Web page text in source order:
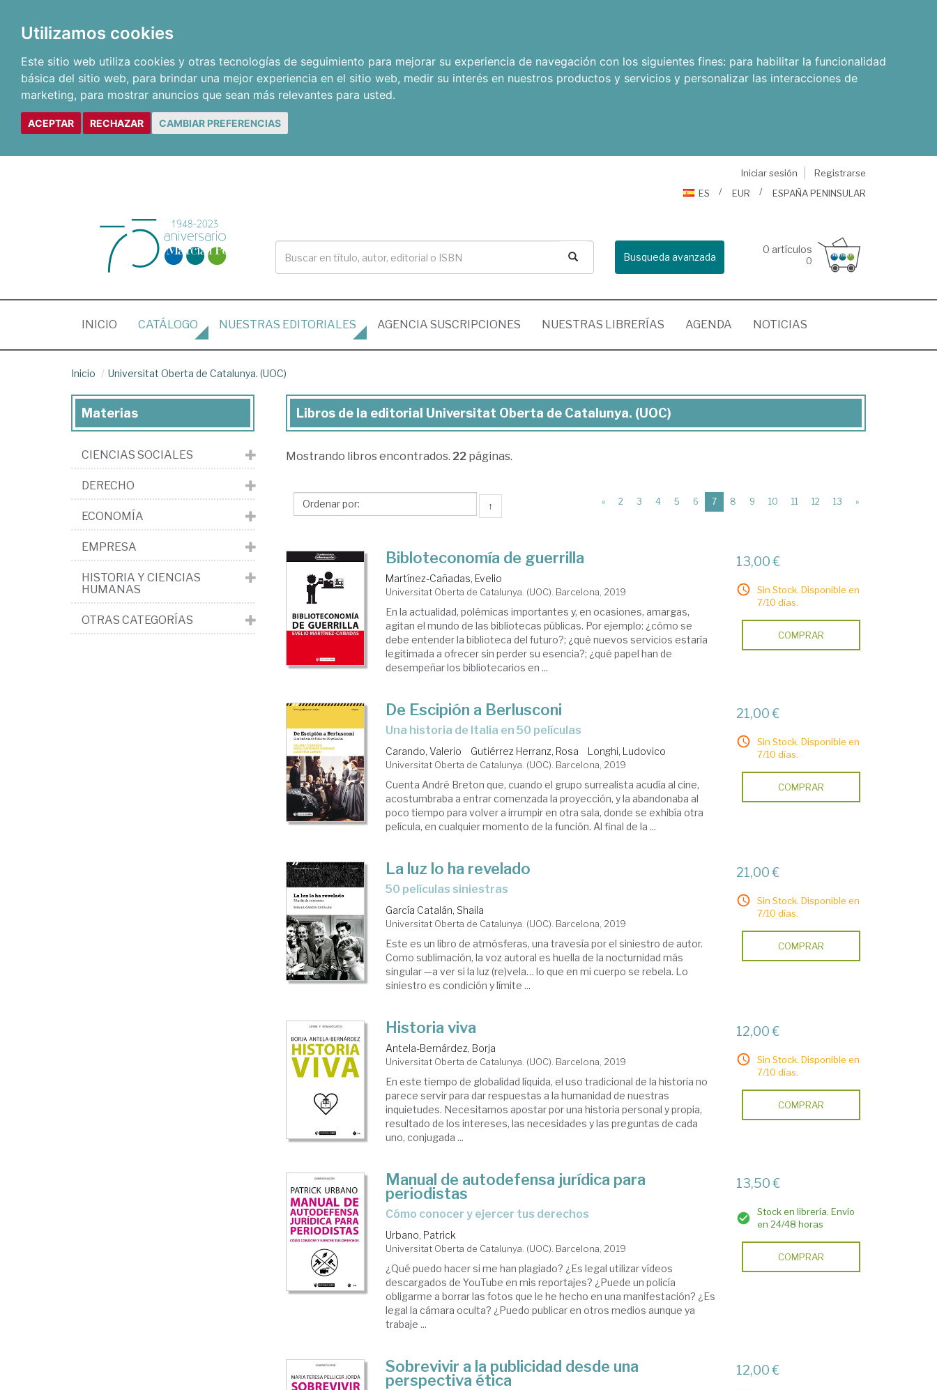
Utilizamos cookies
Este sitio web utiliza cookies y otras tecnologías de seguimiento para mejorar su experiencia de navegación con los siguientes fines: para habilitar la funcionalidad
básica del sitio web, para brindar una mejor experiencia en el sitio web, medir su interés en nuestros productos y servicios y personalizar las interacciones de
marketing, para mostrar anuncios que sean más relevantes para usted.
ACEPTAR RECHAZAR CAMBIAR PREFERENCIAS
Iniciar sesión
Registrarse
ES
EUR ESPAÑA PENINSULAR
Busqueda avanzada
0 artículos
0
INICIO (CURRENT)
CATÁLOGO NUESTRAS EDITORIALES AGENCIA SUSCRIPCIONES NUESTRAS LIBRERÍAS AGENDA NOTICIAS
Inicio Universitat Oberta de Catalunya. (UOC)
Libros
la
Universitat
de
Catalunya.
(UOC)
Libros de la editorial Universitat Oberta de Catalunya. (UOC)
Mostrando libros encontrados. 22 páginas.
↑ « 2 3 4 5 6 7(current)
8 9 10 11 12 13 »
Bibloteconomía de guerrilla
Martínez-Cañadas, Evelio
Universitat Oberta de Catalunya. (UOC). Barcelona, 2019
En la actualidad, polémicas importantes y, en ocasiones, amargas,
agitan el mundo de las bibliotecas públicas. Por ejemplo: ¿cómo se
debe entender la biblioteca del futuro?; ¿qué nuevos servicios estaría
legitimada a ofrecer sin perder su esencia?; ¿qué papel han de
desempeñar los bibliotecarios en ...
13,00 €
Sin Stock. Disponible en
7/10 días.
COMPRAR
De Escipión a Berlusconi
una historia de Italia en 50 películas
Carando, Valerio Gutiérrez Herranz, Rosa Longhi, Ludovico
Universitat Oberta de Catalunya. (UOC). Barcelona, 2019
Cuenta André Breton que, cuando el grupo surrealista acudía al cine,
acostumbraba a entrar comenzada la proyección, y la abandonaba al
poco tiempo para volver a irrumpir en otra sala, donde se exhibía otra
película, en cualquier momento de la función. Al final de la ...
21,00 €
Sin Stock. Disponible en
7/10 días.
COMPRAR
La luz lo ha revelado
50 películas siniestras
García Catalán, Shaila
Universitat Oberta de Catalunya. (UOC). Barcelona, 2019
Este es un libro de atmósferas, una travesía por el siniestro de autor.
Como sublimación, la voz autoral es huella de la nocturnidad más
singular —a ver si la luz (re)vela… lo que en mi cuerpo se rebela. Lo
siniestro es condición y límite ...
21,00 €
Sin Stock. Disponible en
7/10 días.
COMPRAR
Historia viva
Antela-Bernárdez, Borja
Universitat Oberta de Catalunya. (UOC). Barcelona, 2019
En este tiempo de globalidad líquida, el uso tradicional de la historia no
parece servir para dar respuestas a la humanidad de nuestras
inquietudes. Necesitamos apostar por una historia personal y propia,
resultado de los intereses, las necesidades y las preguntas de cada
uno, conjugada ...
12,00 €
Sin Stock. Disponible en
7/10 días.
COMPRAR
Manual de autodefensa jurídica para
periodistas
cómo conocer y ejercer tus derechos
Urbano, Patrick
Universitat Oberta de Catalunya. (UOC). Barcelona, 2019
¿Qué puedo hacer si me han plagiado? ¿Es legal utilizar vídeos
descargados de YouTube en mis reportajes? ¿Puede un policía
obligarme a borrar las fotos que le he hecho en una manifestación? ¿Es
legal la cámara oculta? ¿Puedo publicar en otros medios aunque ya
trabaje ...
13,50 €
Stock en librería. Envío
en 24/48 horas
COMPRAR
Sobrevivir a la publicidad desde una
perspectiva ética
12,00 €
Materias
CIENCIAS SOCIALES
DERECHO
ECONOMÍA
EMPRESA
HISTORIA Y CIENCIAS
HUMANAS
OTRAS CATEGORÍAS